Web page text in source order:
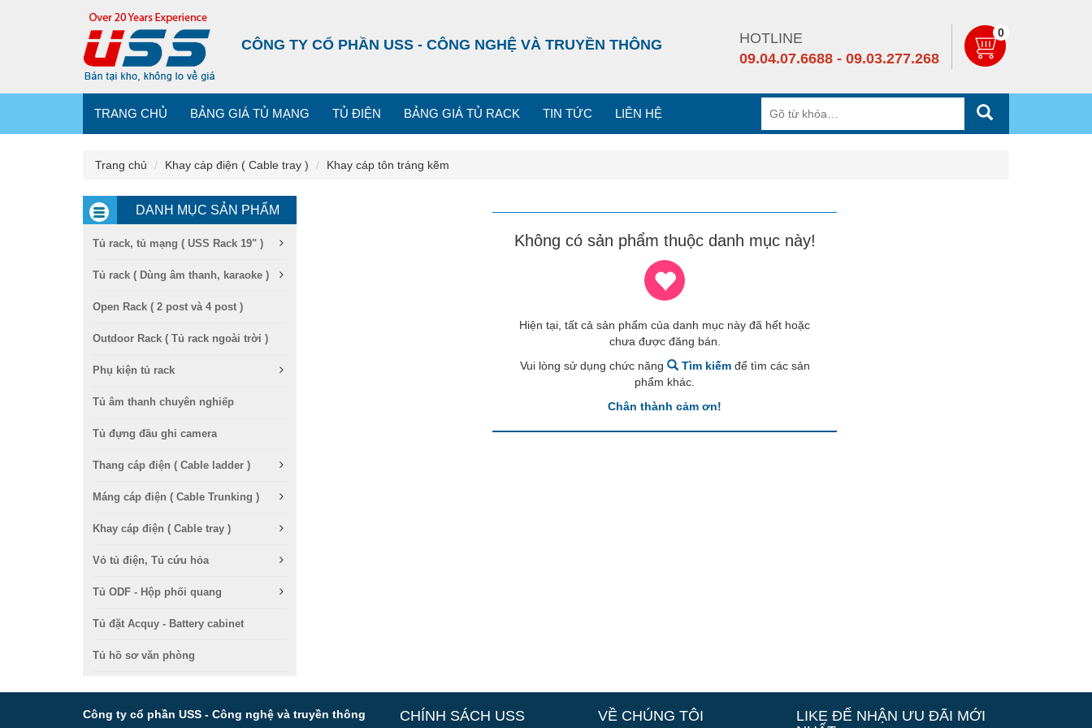
CÔNG TY CỔ PHẦN USS - CÔNG NGHỆ VÀ TRUYỀN THÔNG
HOTLINE
09.04.07.6688 - 09.03.277.268
0
TRANG CHỦ BẢNG GIÁ TỦ MẠNG TỦ ĐIỆN BẢNG GIÁ TỦ RACK TIN TỨC LIÊN HỆ
Trang chủ Khay cáp điện ( Cable tray ) Khay cáp tôn tráng kẽm
DANH MỤC SẢN PHẨM
Tủ rack, tủ mạng ( USS Rack 19" )
Tủ rack ( Dùng âm thanh, karaoke )
Open Rack ( 2 post và 4 post )
Outdoor Rack ( Tủ rack ngoài trời )
Phụ kiện tủ rack
Tủ âm thanh chuyên nghiếp
Tủ đựng đầu ghi camera
Thang cáp điện ( Cable ladder )
Máng cáp điện ( Cable Trunking )
Khay cáp điện ( Cable tray )
Vỏ tủ điện, Tủ cứu hỏa
Tủ ODF - Hộp phối quang
Tủ đặt Acquy - Battery cabinet
Tủ hồ sơ văn phòng
Không có sản phẩm thuộc danh mục này!
Hiện tại, tất cả sản phẩm của danh mục này đã hết hoặc
chưa được đăng bán.
Vui lòng sử dụng chức năng
Tìm kiếmđể tìm các sản
phẩm khác.
Chân thành cảm ơn!
Công ty cổ phần USS - Công nghệ và truyền thông CHÍNH SÁCH USS VỀ CHÚNG TÔI
LIKE ĐỂ NHẬN ƯU ĐÃI MỚI